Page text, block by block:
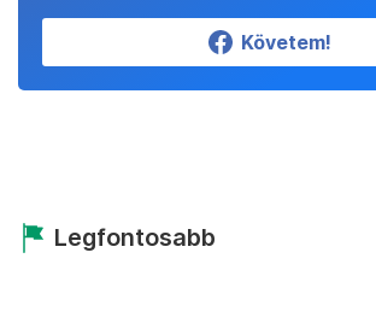
Követem!
Legfontosabb